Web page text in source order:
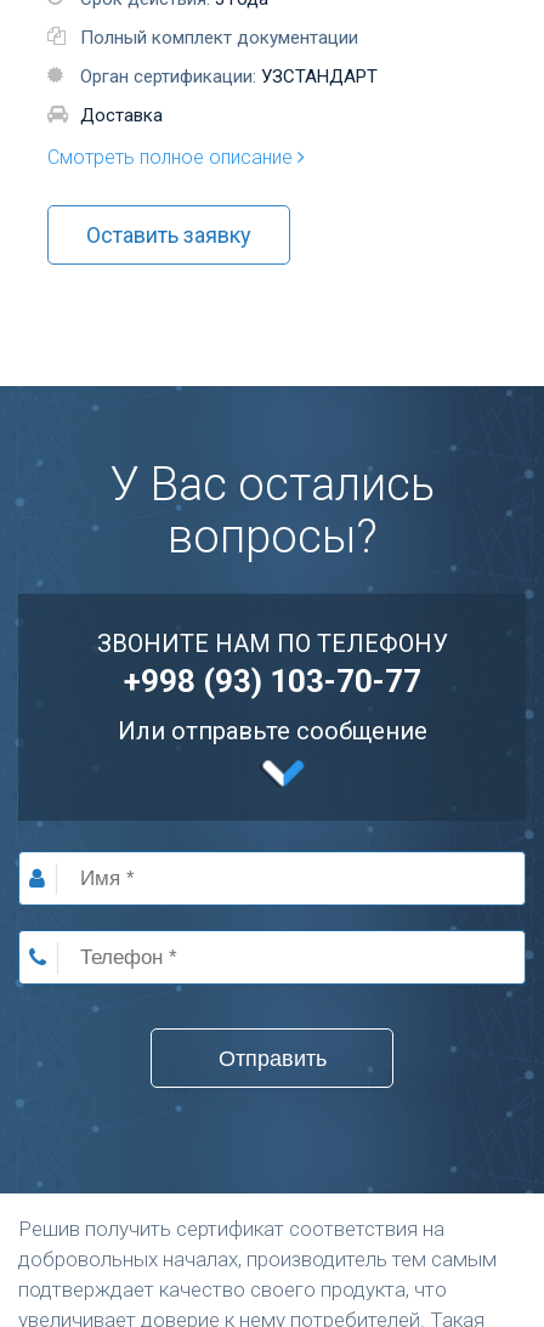
Полный комплект документации
Орган сертификации: УЗСТАНДАРТ
Доставка
Смотреть полное описание
Оставить заявку
У Вас остались
вопросы?
ЗВОНИТЕ НАМ ПО ТЕЛЕФОНУ
+998 (93) 103-70-77
Или отправьте сообщение
Отправить
Решив получить сертификат соответствия на
добровольных началах, производитель тем самым
подтверждает качество своего продукта, что
увеличивает доверие к нему потребителей. Такая